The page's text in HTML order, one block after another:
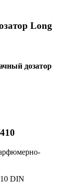
Long
дозатор